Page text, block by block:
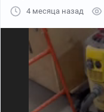
4 месяца назад